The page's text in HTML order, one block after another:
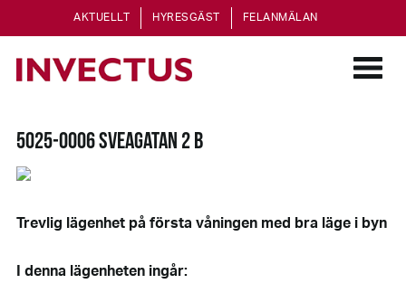
AKTUELLT HYRESGÄST FELANMÄLAN
5025-0006 SVEAGATAN 2 B
Trevlig lägenhet på första våningen med bra läge i byn
I denna lägenheten ingår: